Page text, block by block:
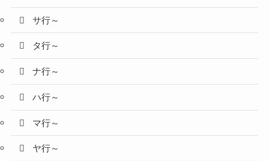
サ行～
タ行～
ナ行～
ハ行～
マ行～
ヤ行～